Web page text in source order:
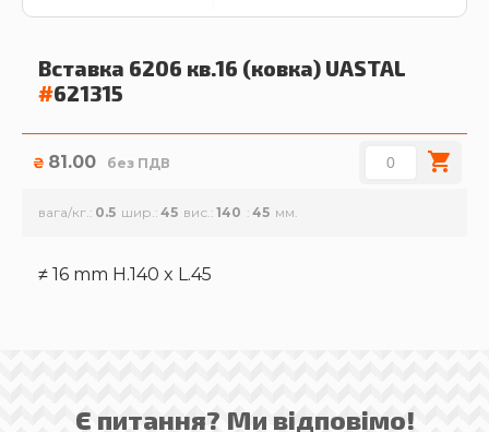
Вставка 6206 кв.16 (ковка) UASTAL
#621315
₴ 81.00 без ПДВ
вага/кг. 0.5 шир. 45 вис. 140 45
≠ 16 mm H.140 x L.45
Є питання? Ми відповімо!